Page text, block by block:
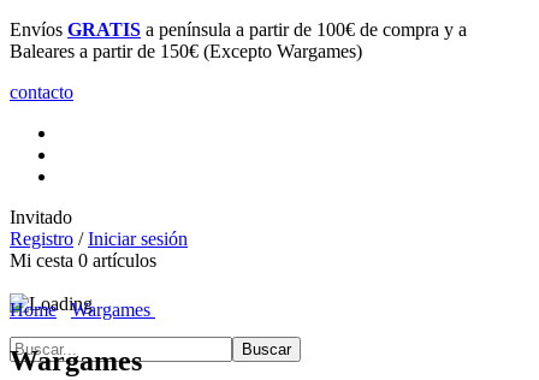
Parking GRATUITOpara clientes, 1 hora para compras superiores
a 60€
contacto
Invitado
Registro /Iniciar sesión
Mi cesta 0 artículos
Home Wargames
Wargames